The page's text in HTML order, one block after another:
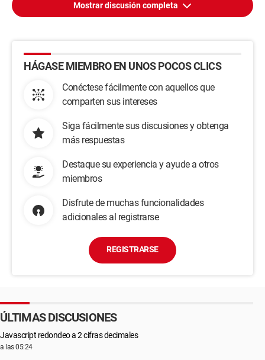
Mostrar discusión completa
HÁGASE MIEMBRO EN UNOS POCOS CLICS
Conéctese fácilmente con aquellos que
comparten sus intereses
Siga fácilmente sus discusiones y obtenga
más respuestas
Destaque su experiencia y ayude a otros
miembros
Disfrute de muchas funcionalidades
adicionales al registrarse
REGISTRARSE
ÚLTIMAS DISCUSIONES
Javascript redondeo a 2 cifras decimales
a las 05:24